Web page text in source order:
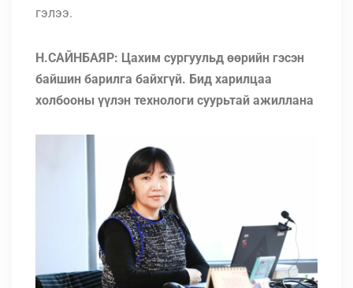
гэлээ.
Н.САЙНБАЯР: Цахим сургуульд өөрийн гэсэн
байшин барилга байхгүй. Бид харилцаа
холбооны үүлэн технологи суурьтай ажиллана